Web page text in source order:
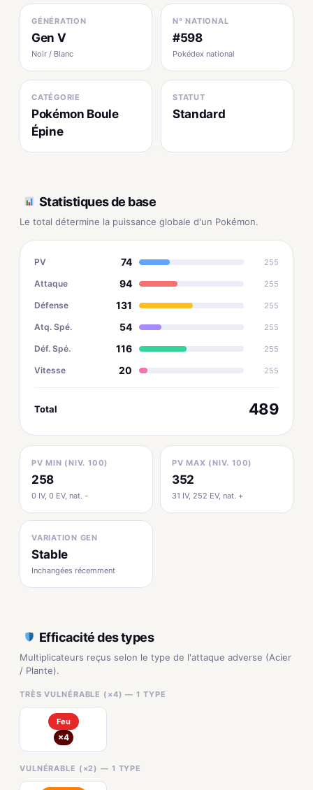
GÉNÉRATION
Gen V
Noir / Blanc
N° NATIONAL
#598
Pokédex national
CATÉGORIE
Pokémon Boule
Épine
STATUT
Standard
Statistiques de base
Le total détermine la puissance globale d'un Pokémon.
PV 74 255
Attaque 94 255
Défense 131 255
Atq. Spé. 54 255
Déf. Spé. 116 255
Vitesse 20 255
Total 489
PV MIN (NIV. 100)
258
0 IV, 0 EV, nat. -
PV MAX (NIV. 100)
352
31 IV, 252 EV, nat. +
VARIATION GEN
Stable
Inchangées récemment
Efficacité des types
Multiplicateurs reçus selon le type de l'attaque adverse (Acier
/ Plante).
TRÈS VULNÉRABLE (×4) — 1 TYPE
Feu
×4
VULNÉRABLE (×2) — 1 TYPE